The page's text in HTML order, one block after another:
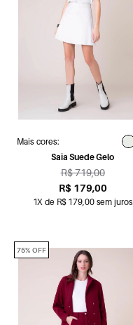
Mais cores:
Saia Suede Gelo
R$ 719,00
R$ 179,00
1X de R$ 179,00 sem juros
75% OFF